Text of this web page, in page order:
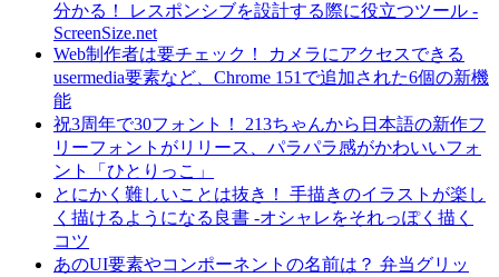
分かる！ レスポンシブを設計する際に役立つツール -
ScreenSize.net
Web制作者は要チェック！ カメラにアクセスできる
usermedia要素など、Chrome 151で追加された6個の新機
能
祝3周年で30フォント！ 213ちゃんから日本語の新作フ
リーフォントがリリース、パラパラ感がかわいいフォ
ント「ひとりっこ」
とにかく難しいことは抜き！ 手描きのイラストが楽し
く描けるようになる良書 -オシャレをそれっぽく描く
コツ
あのUI要素やコンポーネントの名前は？ 弁当グリッ